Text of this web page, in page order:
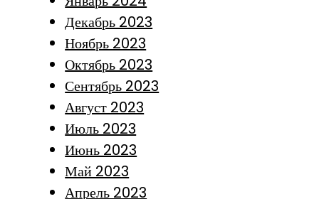
Декабрь 2023
Ноябрь 2023
Октябрь 2023
Сентябрь 2023
Август 2023
Июль 2023
Июнь 2023
Май 2023
Апрель 2023